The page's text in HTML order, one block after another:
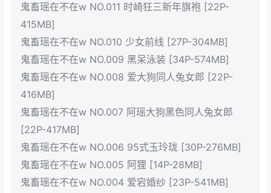
鬼畜瑶在不在w NO.011 时崎狂三新年旗袍 [22P-
415MB]
鬼畜瑶在不在w NO.010 少女前线 [27P-304MB]
鬼畜瑶在不在w NO.009 黑呆泳装 [34P-574MB]
鬼畜瑶在不在w NO.008 爱大狗同人兔女郎 [22P-
416MB]
鬼畜瑶在不在w NO.007 阿瑶大狗黑色同人兔女郎
[22P-417MB]
鬼畜瑶在不在w NO.006 95式玉玲珑 [30P-276MB]
鬼畜瑶在不在w NO.005 阿狸 [14P-28MB]
鬼畜瑶在不在w NO.004 爱宕婚纱 [23P-541MB]